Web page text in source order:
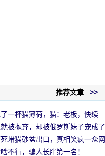
推荐文章 >>
一杯猫薄荷，猫：老板，快续
被抛弃，却被俄罗斯妹子宠成了
堵猫砂盆出口，真相笑疯一众网
不行，骗人长胖第一名！